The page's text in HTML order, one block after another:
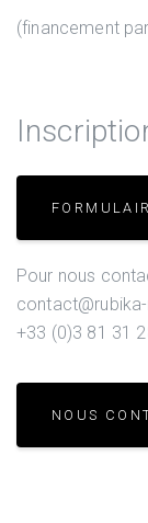
(financement
Pour nous
+33 (0)3 81 31
NOUS